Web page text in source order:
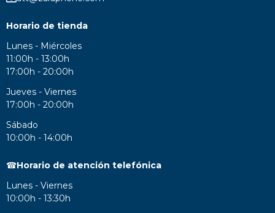
Horario de tienda
Lunes - Miércoles
11:00h - 13:00h
17:00h - 20:00h
Jueves - Viernes
17:00h - 20:00h
Sábado
10:00h - 14:00h
☎Horario de atención telefónica
Lunes - Viernes
10:00h - 13:30h